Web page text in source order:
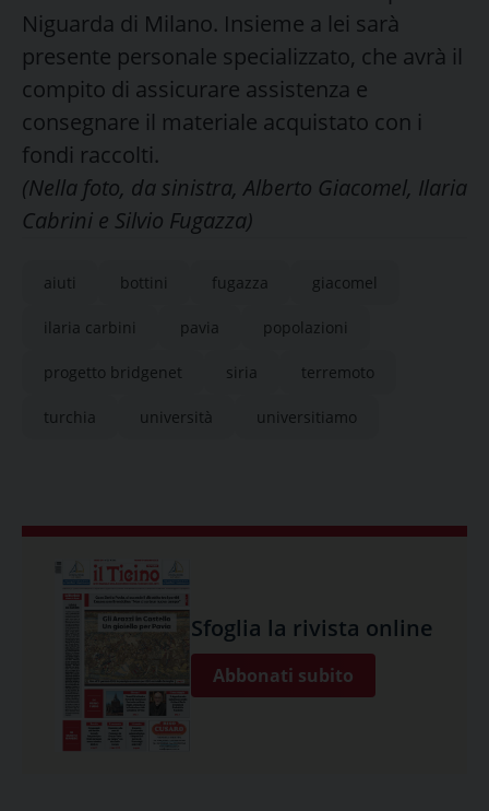
Niguarda di Milano. Insieme a lei sarà
presente personale specializzato, che avrà il
compito di assicurare assistenza e
consegnare il materiale acquistato con i
fondi raccolti.
(Nella foto, da sinistra, Alberto Giacomel, Ilaria
Cabrini e Silvio Fugazza)
aiuti bottini fugazza giacomel
ilaria carbini pavia popolazioni
progetto bridgenet siria terremoto
turchia università universitiamo
Sfoglia la rivista online
Abbonati subito